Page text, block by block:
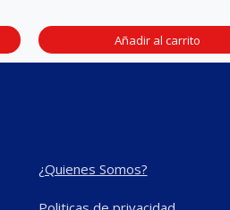
Añadir al carrito
¿Quienes Somos?